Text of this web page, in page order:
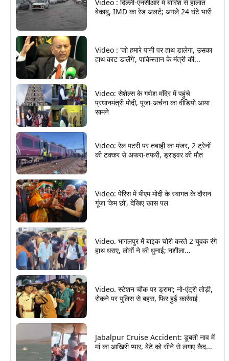
Video : दिल्ली-एनसीआर में बारिश से हालात
बेकाबू, IMD का रेड अलर्ट; अगले 24 घंटे भारी
Video : ‘जो हमारे पानी पर हाथ डालेगा, उसका
हाथ काट डालेंगे’, पाकिस्तान के मंत्री की...
Video: सेशेल्स के गणेश मंदिर में पहुंचे
प्रधानमंत्री मोदी, पूजा-अर्चना का वीडियो आया
सामने
Video: रेल पटरी पर तबाही का मंजर, 2 ट्रेनों
की टक्कर से अफरा-तफरी, ड्राइवर की मौत
Video: पेरिस में पीएम मोदी के स्वागत के दौरान
गूंजा ‘केम छो’, देखिए खास पल
Video. भागलपुर में बाइक चोरी करते 2 युवक रंगे
हाथ धराए, लोगों ने की धुनाई; नशीला...
Video. स्टेशन चौक पर ड्रामा; नो-एंट्री तोड़ी,
रोकने पर पुलिस से बहस, फिर हुई कार्रवाई
Jabalpur Cruise Accident: डूबती नाव में
मां का आखिरी प्यार, बेटे को सीने से लगाए कैद...